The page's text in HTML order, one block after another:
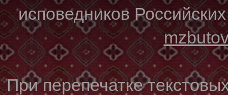
исповедников
При перепечатке